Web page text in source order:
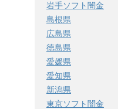
岩手ソフト闇金
島根県
広島県
徳島県
愛媛県
愛知県
新潟県
東京ソフト闇金